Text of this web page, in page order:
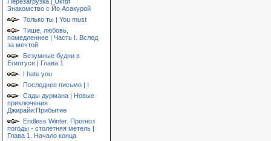
Знакомство с Йо Асакурой
Только ты | You must
Тише, любовь,
помедленнее | Часть I. Вслед
за мечтой
Безумные будни в
Египтусе | Глава 1
I hate you
Последнее письмо | I
Сады дурмана | Новые
приключения
Джирайи:Прибытие
Endless Winter. Прогноз
погоды - столетняя метель |
Глава 1. Начало конца